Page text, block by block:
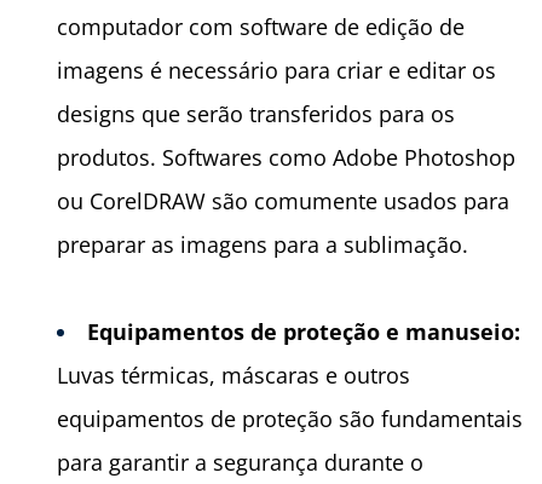
computador com software de edição de
imagens é necessário para criar e editar os
designs que serão transferidos para os
produtos. Softwares como Adobe Photoshop
ou CorelDRAW são comumente usados para
preparar as imagens para a sublimação.
Equipamentos de proteção e manuseio:
Luvas térmicas, máscaras e outros
equipamentos de proteção são fundamentais
para garantir a segurança durante o